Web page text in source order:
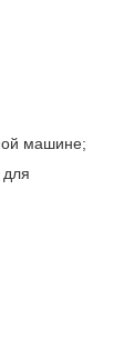
машине;
для